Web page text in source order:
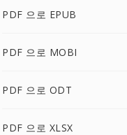
PDF 으로 EPUB
PDF 으로 MOBI
PDF 으로 ODT
PDF 으로 XLSX